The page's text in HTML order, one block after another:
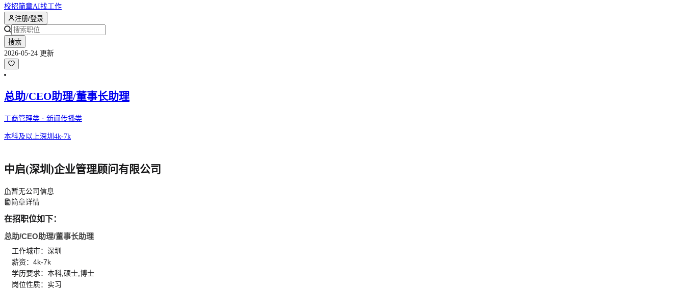
校招简章AI找工作
注册/登录
搜索
2026-05-24 更新
总助/CEO助理/董事长助理
工商管理类 · 新闻传播类
本科及以上深圳 4k-7k
中启(深圳)企业管理顾问有限公司
暂无公司信息
简章详情
在招职位如下：
总助/CEO助理/董事长助理
工作城市：深圳
薪资：4k-7k
学历要求：本科,硕士,博士
岗位性质：实习